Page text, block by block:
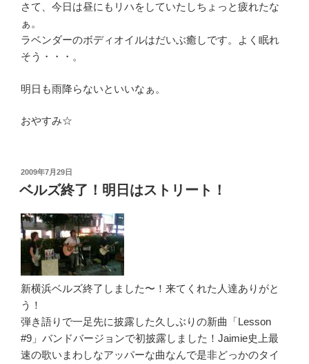
さて、今日は昼にもリハをしていたしちょっと疲れたな
ぁ。
ラベンダーのボディオイルはだいぶ癒しです。よく眠れ
そう・・・。
明日も雨降らないといいなぁ。
おやすみ☆
投
2009年7月29日
ベルズ終了！明日はストリート！
新横浜ベルズ終了しました〜！来てくれた人達ありがと
う！
弾き語りで一足先に披露した久しぶりの新曲「Lesson
#9」バンドバージョンで初披露しました！Jaimie史上最
速の歌いまわしなアッパーな曲なんで是非どっかのタイ